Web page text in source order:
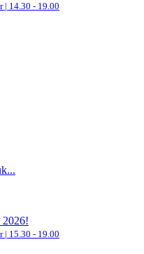
| 14.30 - 19.00
| 15.30 - 19.00